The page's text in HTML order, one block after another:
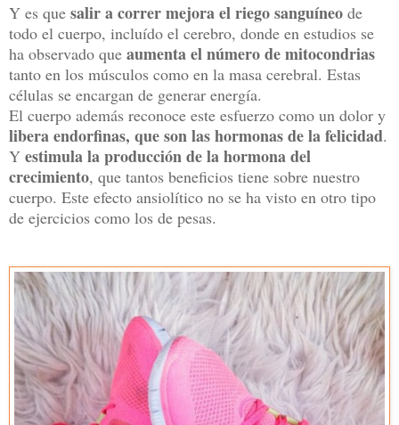
Y es que salir a correr mejora el riego sanguíneo de
todo el cuerpo, incluído el cerebro, donde en estudios se
ha observado que aumenta el número de mitocondrias
tanto en los músculos como en la masa cerebral. Estas
células se encargan de generar energía.
El cuerpo además reconoce este esfuerzo como un dolor y
libera endorfinas, que son las hormonas de la felicidad.
Y estimula la producción de la hormona del
crecimiento, que tantos beneficios tiene sobre nuestro
cuerpo. Este efecto ansiolítico no se ha visto en otro tipo
de ejercicios como los de pesas.